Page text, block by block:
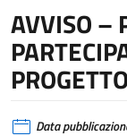
AVVISO –
Data